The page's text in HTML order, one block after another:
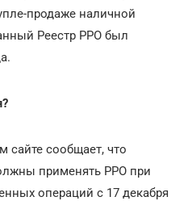
продаже наличной
Реестр РРО был
сайте сообщает, что
применять РРО при
операций с 17 декабря